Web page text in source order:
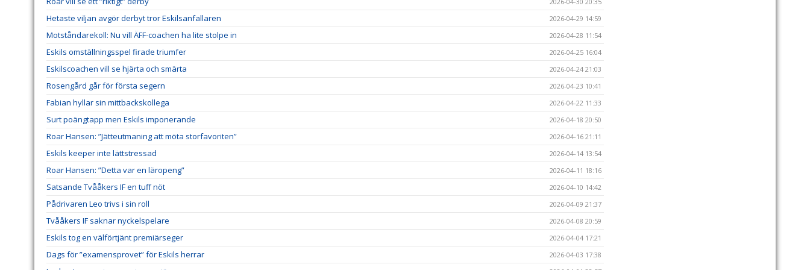
Hetaste viljan avgör derbyt tror Eskilsanfallaren 2026-04-29 14:59
Motståndarekoll: Nu vill ÄFF-coachen ha lite stolpe in 2026-04-28 11:54
Eskils omställningsspel firade triumfer 2026-04-25 16:04
Eskilscoachen vill se hjärta och smärta 2026-04-24 21:03
Rosengård går för första segern 2026-04-23 10:41
Fabian hyllar sin mittbackskollega 2026-04-22 11:33
Surt poängtapp men Eskils imponerande 2026-04-18 20:50
Roar Hansen: ”Jätteutmaning att möta storfavoriten” 2026-04-16 21:11
Eskils keeper inte lättstressad 2026-04-14 13:54
Roar Hansen: ”Detta var en läropeng” 2026-04-11 18:16
Satsande Tvååkers IF en tuff nöt 2026-04-10 14:42
Pådrivaren Leo trivs i sin roll 2026-04-09 21:37
Tvååkers IF saknar nyckelspelare 2026-04-08 20:59
Eskils tog en välförtjänt premiärseger 2026-04-04 17:21
Dags för ”examensprovet” för Eskils herrar 2026-04-03 17:38